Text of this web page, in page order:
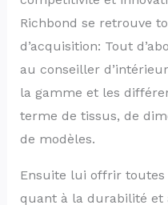
Richbond se retrouve
d’acquisition: Tout
au conseiller
la gamme et les
terme de tissus, de
de modèles.
Ensuite lui offrir toutes
quant à la durabilité et